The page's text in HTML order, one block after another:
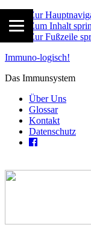
Zur
Zum Inhalt
Zur Fußzeile
Immuno-logisch!
Das Immunsystem
Über Uns
Glossar
Kontakt
Datenschutz